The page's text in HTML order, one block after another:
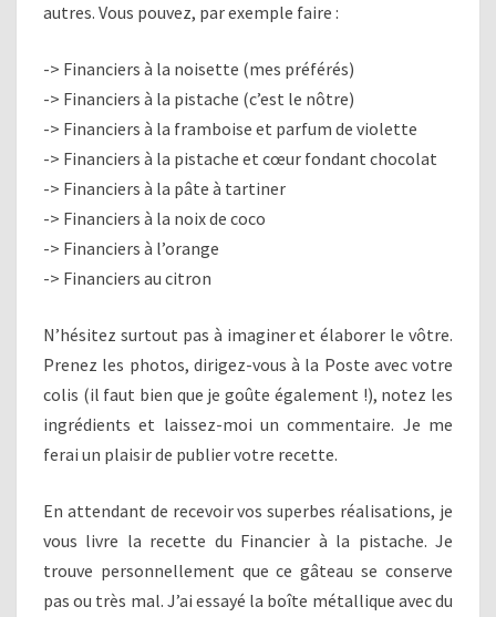
autres. Vous pouvez, par exemple faire :
-> Financiers à la noisette (mes préférés)
-> Financiers à la pistache (c’est le nôtre)
-> Financiers à la framboise et parfum de violette
-> Financiers à la pistache et cœur fondant chocolat
-> Financiers à la pâte à tartiner
-> Financiers à la noix de coco
-> Financiers à l’orange
-> Financiers au citron
N’hésitez surtout pas à imaginer et élaborer le vôtre.
Prenez les photos, dirigez-vous à la Poste avec votre
colis (il faut bien que je goûte également !), notez les
ingrédients et laissez-moi un commentaire. Je me
ferai un plaisir de publier votre recette.
En attendant de recevoir vos superbes réalisations, je
vous livre la recette du Financier à la pistache. Je
trouve personnellement que ce gâteau se conserve
pas ou très mal. J’ai essayé la boîte métallique avec du